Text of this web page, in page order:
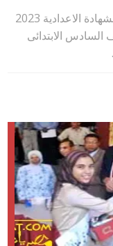
نتيجة الشهادة الابتدائية بجنوب سيناء و الشهادة الاعدادية 2023
الابتدائى